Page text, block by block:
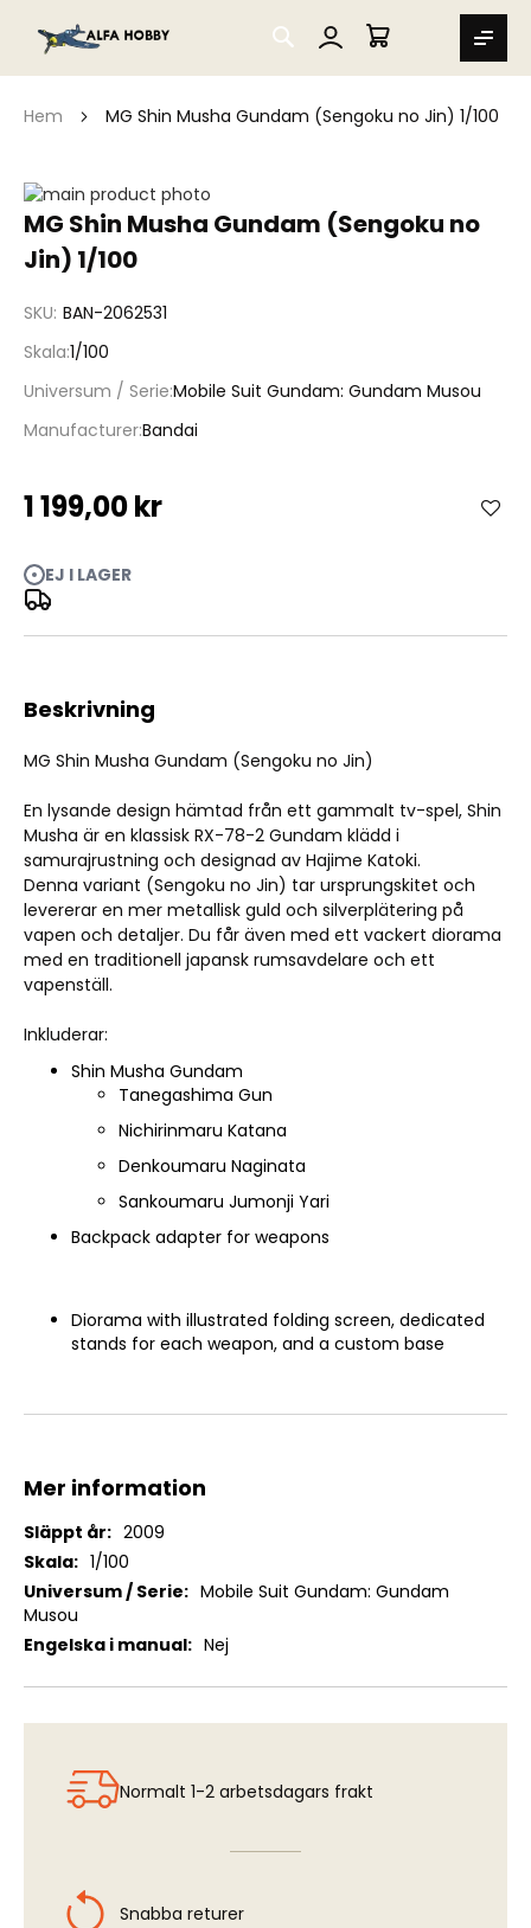
SEARCH
MIN VARUKORG
Hem MG Shin Musha Gundam (Sengoku no Jin) 1/100
MG Shin Musha Gundam (Sengoku no
Jin) 1/100
SKU BAN-2062531
Skala 1/100
Universum / Serie Mobile Suit Gundam: Gundam Musou
ManufacturerBandai
1 199,00 kr
EJ I LAGER
Hoppa
till
slutet
av
MG Shin Musha Gundam (Sengoku no Jin) 1/100
Hoppa
början
bildgalleriet
Beskrivning
MG Shin Musha Gundam (Sengoku no Jin)
En lysande design hämtad från ett gammalt tv-spel, Shin
Musha är en klassisk RX-78-2 Gundam klädd i
samurajrustning och designad av Hajime Katoki.
Denna variant (Sengoku no Jin) tar ursprungskitet och
levererar en mer metallisk guld och silverplätering på
vapen och detaljer. Du får även med ett vackert diorama
med en traditionell japansk rumsavdelare och ett
vapenställ.
Inkluderar:
Shin Musha Gundam
Tanegashima Gun
Nichirinmaru Katana
Denkoumaru Naginata
Sankoumaru Jumonji Yari
Backpack adapter for weapons
Diorama with illustrated folding screen, dedicated
stands for each weapon, and a custom base
Mer information
Mer
information
2009
1/100
Mobile Suit Gundam: Gundam
Musou
Nej
Normalt 1-2 arbetsdagars frakt
Snabba returer